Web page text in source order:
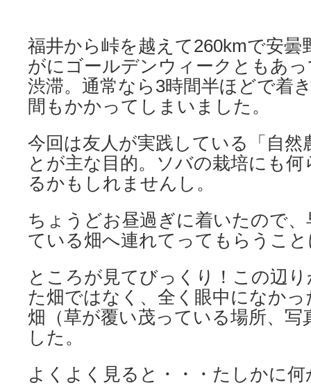
キ
ッ
プ
福井から峠を越えて260kmで安曇
がにゴールデンウィークともあ
渋滞。通常なら3時間半ほどで着
間もかかってしまいました。
今回は友人が実践している「自
とが主な目的。ソバの栽培にも
るかもしれませんし。
ちょうどお昼過ぎに着いたので
ている畑へ連れてってもらうこ
ところが見てびっくり！この辺
た畑ではなく、全く眼中になか
畑（草が覆い茂っている場所、写
した。
よくよく見ると・・・たしかに